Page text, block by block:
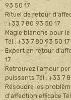
93 50 17
Rituel de retour
: +33 7 80 93 50 17
Magie blanche pour
Tél : +33 7 80 93 50 17
Expert en retour
17
Retrouvez l'amour
puissants Tél : +33 7
Résoudre les
d'affection efficace